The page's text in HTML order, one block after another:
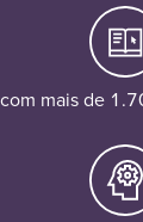
mais de